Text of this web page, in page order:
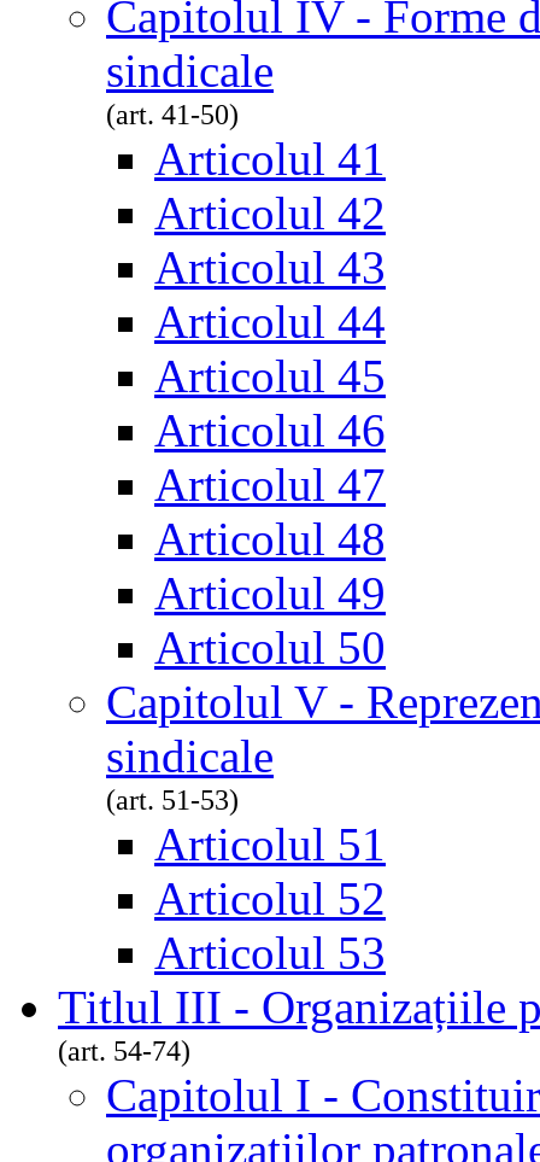
Capitolul IV - Forme
sindicale
(art. 41-50)
Articolul 41
Articolul 42
Articolul 43
Articolul 44
Articolul 45
Articolul 46
Articolul 47
Articolul 48
Articolul 49
Articolul 50
Capitolul V -
sindicale
(art. 51-53)
Articolul 51
Articolul 52
Articolul 53
Titlul III - Organizațiile
(art. 54-74)
Capitolul I -
organizațiilor